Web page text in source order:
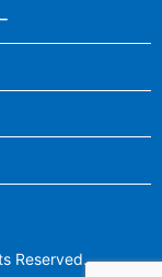
Reserved.